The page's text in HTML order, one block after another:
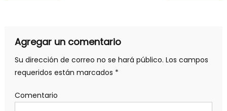
Agregar un comentario
Su dirección de correo no se hará público. Los campos
requeridos están marcados *
Comentario